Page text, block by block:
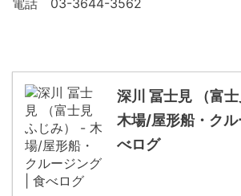
電話 03-3644-3562
深川 冨士見 （富
木場/屋形船・ク
べログ